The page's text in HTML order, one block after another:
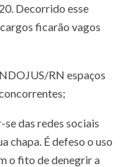
Decorrido esse
ficarão vagos
RN espaços
das redes sociais
chapa. É defeso o uso
o fito de denegrir a